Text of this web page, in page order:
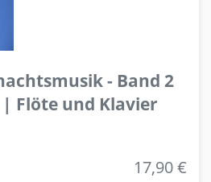
- Band 2
Flöte und Klavier
17,90 €